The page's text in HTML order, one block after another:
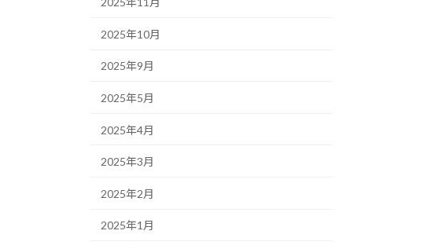
2025年10月
2025年9月
2025年5月
2025年4月
2025年3月
2025年2月
2025年1月